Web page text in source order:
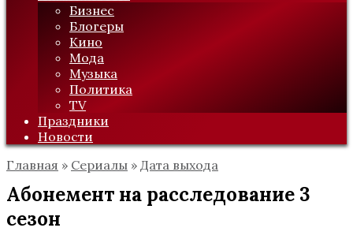
Бизнес
Блогеры
Кино
Мода
Музыка
Политика
TV
Праздники
Новости
Главная » Сериалы » Дата выхода
Абонемент на расследование 3
сезон